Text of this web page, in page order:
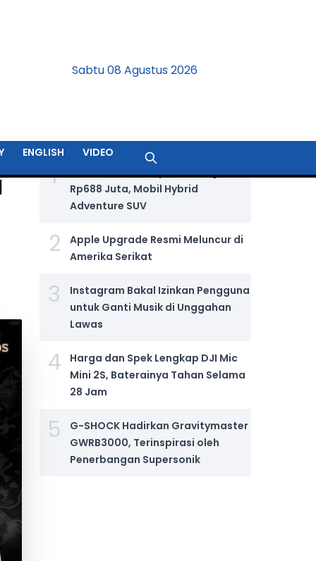
Sabtu 08 Agustus 2026
ENGLISH VIDEO
1
Jetour T2 i-DM Dijual Seharga
Rp688 Juta, Mobil Hybrid
Adventure SUV
2
Apple Upgrade Resmi Meluncur di
Amerika Serikat
3
Instagram Bakal Izinkan Pengguna
untuk Ganti Musik di Unggahan
Lawas
4
Harga dan Spek Lengkap DJI Mic
Mini 2S, Baterainya Tahan Selama
28 Jam
5
G-SHOCK Hadirkan Gravitymaster
GWRB3000, Terinspirasi oleh
Penerbangan Supersonik